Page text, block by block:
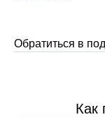
Обратиться в
Как